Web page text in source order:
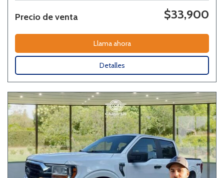
Precio de venta $33,900
Llama ahora
Detalles